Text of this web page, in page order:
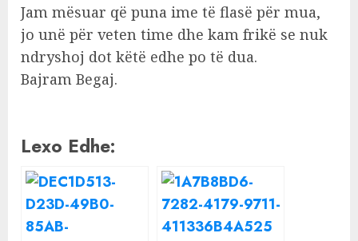
Jam mësuar që puna ime të flasë për mua,
jo unë për veten time dhe kam frikë se nuk
ndryshoj dot këtë edhe po të dua.
Bajram Begaj.
Lexo Edhe: